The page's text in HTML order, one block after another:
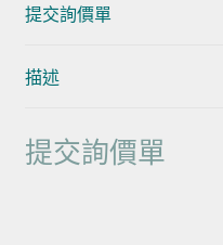
提交詢價單
描述
提交詢價單